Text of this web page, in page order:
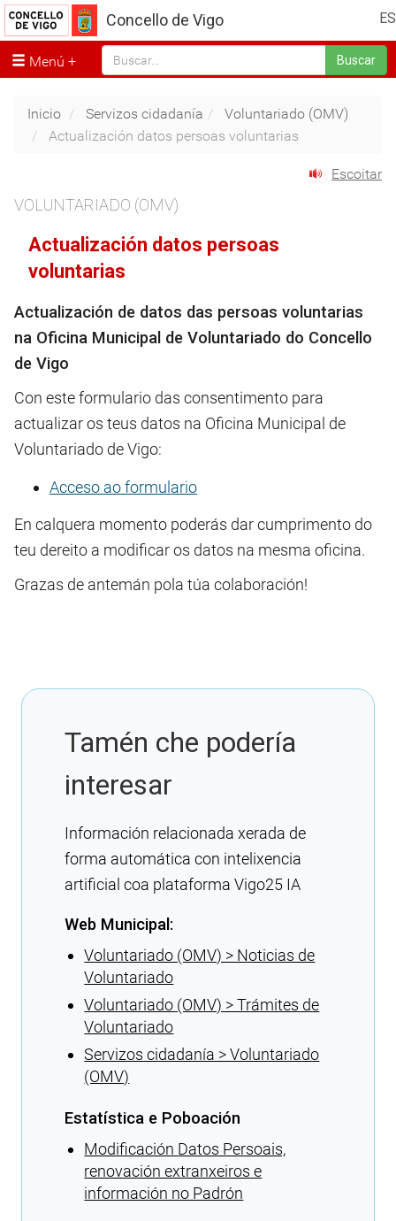
ES
Concello de Vigo
Menú Buscar
Inicio Servizos cidadanía
Voluntariado (OMV)
Actualización datos persoas voluntarias
Escoitar
VOLUNTARIADO (OMV)
Actualización datos persoas
voluntarias
Actualización de datos das persoas voluntarias
na Oficina Municipal de Voluntariado do Concello
de Vigo
Con este formulario das consentimento para
actualizar os teus datos na Oficina Municipal de
Voluntariado de Vigo:
Acceso ao formulario
En calquera momento poderás dar cumprimento do
teu dereito a modificar os datos na mesma oficina.
Grazas de antemán pola túa colaboración!
Tamén che podería
interesar
Información relacionada xerada de
forma automática con intelixencia
artificial coa plataforma Vigo25 IA
Web Municipal:
Voluntariado (OMV) > Noticias de
Voluntariado
Voluntariado (OMV) > Trámites de
Voluntariado
Servizos cidadanía > Voluntariado
(OMV)
Estatística e Poboación
Modificación Datos Persoais,
renovación extranxeiros e
información no Padrón